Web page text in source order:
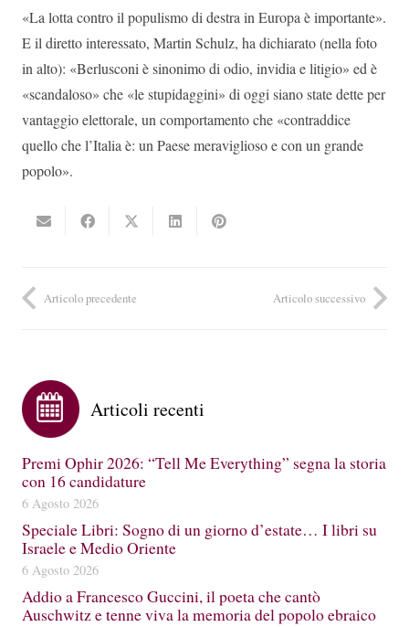
«La lotta contro il populismo di destra in Europa è importante».
E il diretto interessato, Martin Schulz, ha dichiarato (nella foto
in alto): «Berlusconi è sinonimo di odio, invidia e litigio» ed è
«scandaloso» che «le stupidaggini» di oggi siano state dette per
vantaggio elettorale, un comportamento che «contraddice
quello che l’Italia è: un Paese meraviglioso e con un grande
popolo».
Articolo precedente Articolo successivo
Articoli recenti
Premi Ophir 2026: “Tell Me Everything” segna la storia
con 16 candidature
6 Agosto 2026
Speciale Libri: Sogno di un giorno d’estate… I libri su
Israele e Medio Oriente
6 Agosto 2026
Addio a Francesco Guccini, il poeta che cantò
Auschwitz e tenne viva la memoria del popolo ebraico